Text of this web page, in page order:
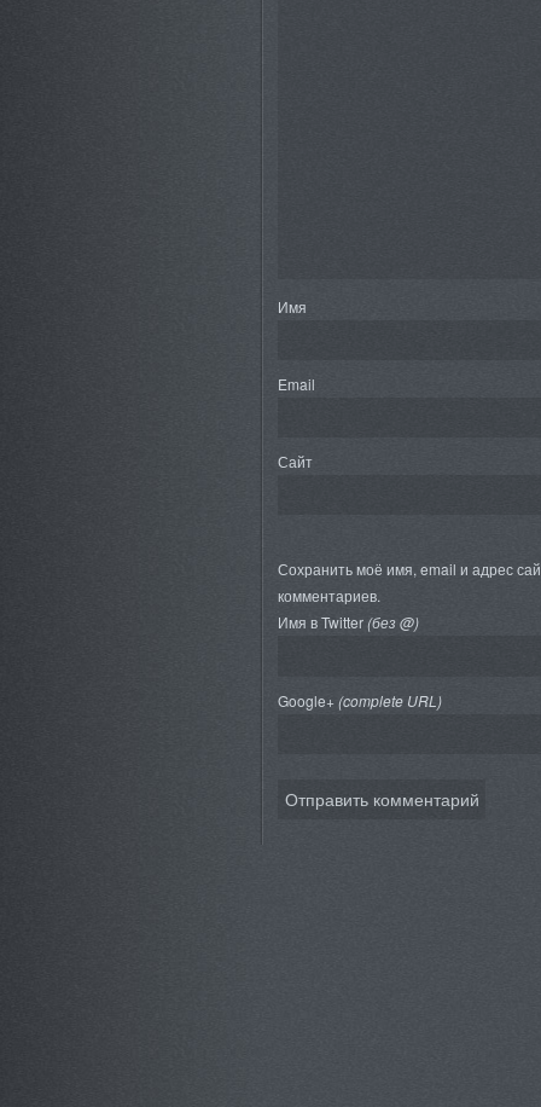
Имя
Email
Сайт
Сохранить моё имя, email и адрес
комментариев.
Имя в Twitter(без @)
Google+ (complete URL)